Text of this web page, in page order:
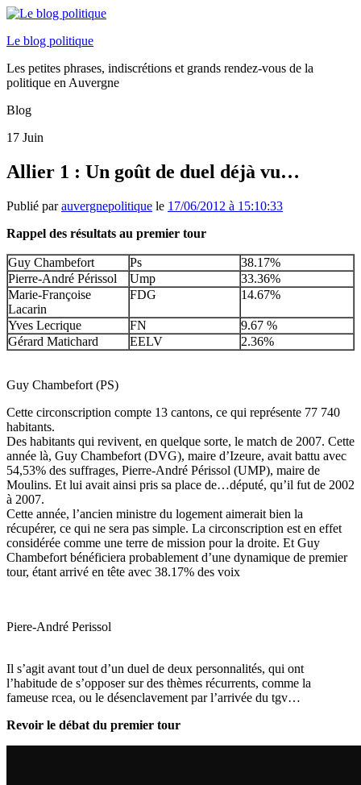
Le blog politique
Les petites phrases, indiscrétions et grands rendez-vous de la
politique en Auvergne
Blog
17 Juin
Allier 1 : Un goût de duel déjà vu…
Publié parauvergnepolitique le 17/06/2012 à 15:10:33
Rappel des résultats au premier tour
Guy Chambefort Ps
38.17%
Pierre-André Périssol
Ump
33.36%
Marie-Françoise
Lacarin
FDG 14.67%
Yves Lecrique FN
9.67 %
Gérard Matichard
EELV 2.36%
Guy Chambefort (PS)
Cette circonscription compte 13 cantons, ce qui représente 77 740
habitants.
Des habitants qui revivent, en quelque sorte, le match de 2007. Cette
année là, Guy Chambefort (DVG), maire d’Izeure, avait battu avec
54,53% des suffrages, Pierre-André Périssol (UMP), maire de
Moulins. Et lui avait ainsi pris sa place de…député, qu’il fut de 2002
à 2007.
Cette année, l’ancien ministre du logement aimerait bien la
récupérer, ce qui ne sera pas simple. La circonscription est en effet
considérée comme une terre de mission pour la droite. Et Guy
Chambefort bénéficiera probablement d’une dynamique de premier
tour, étant arrivé en tête avec 38.17% des voix
Piere-André Perissol
Il s’agit avant tout d’un duel de deux personnalités, qui ont
l’habitude de s’opposer sur des thèmes récurrents, comme la
fameuse rcea, ou le désenclavement par l’arrivée du tgv…
Revoir le débat du premier tour